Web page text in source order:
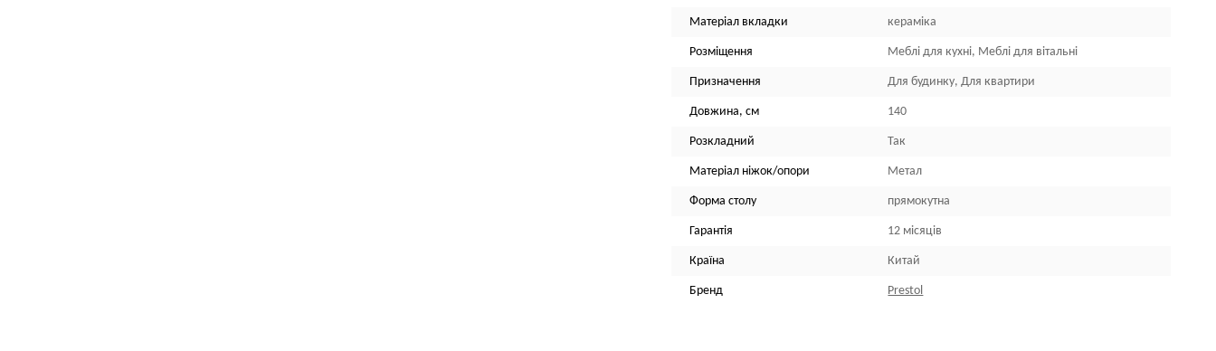
Матеріал вкладки кераміка
Розміщення Меблі для кухні, Меблі для вітальні
Призначення Для будинку, Для квартири
Довжина, см 140
Розкладний Так
Матеріал ніжок/опори Метал
Форма столу прямокутна
Гарантія 12 місяців
Країна Китай
Бренд Prestol